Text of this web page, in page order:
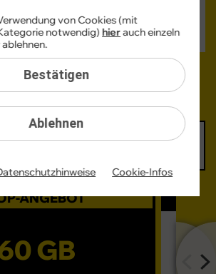
ab 3,99 €
80 GB
ANGEBOT
GB
Ablehnen
von Cookies (mit
notwendig)hierauch einzeln
Bestätigen
Cookie-Infos